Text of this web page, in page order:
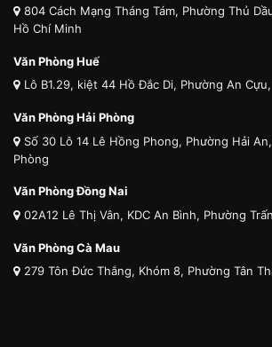
804 Cách Mạng Tháng Tám, Phường Thủ
Hồ Chí Minh
Văn Phòng Huế
Lô B1.29, kiệt 44 Hồ Đắc Di, Phường An
Văn Phòng Hải Phòng
Số 30 Lô 14 Lê Hồng Phong, Phường Hải
Phòng
Văn Phòng Đồng Nai
02A12 Lê Thị Vân, KDC An Bình, Phường
Văn Phòng Cà Mau
279 Tôn Đức Thắng, Khóm 8, Phường Tân